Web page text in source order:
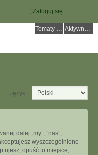
Zaloguj się
Tematy bez odpowiedzi Aktywne tematy
Język:
dalej „my”, ”nas”,
wyszczególnione
opuść to miejsce,